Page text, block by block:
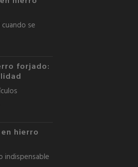
se
forjado:
hierro
indispensable